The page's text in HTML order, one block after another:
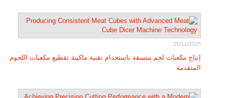
25/11/2025
إنتاج مكعبات لحم متسقة باستخدام تقنية ماكينة تقطيع مكعبات اللحوم
المتقدمة